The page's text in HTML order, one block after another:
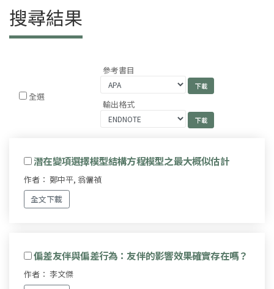
搜尋結果
全選
參考書目
輸出格式
潛在變項選擇模型結構方程模型之最大概似估計
作者： 鄭中平, 翁儷禎
全文下載
偏差友伴與偏差行為：友伴的影響效果確實存在嗎？
作者： 李文傑